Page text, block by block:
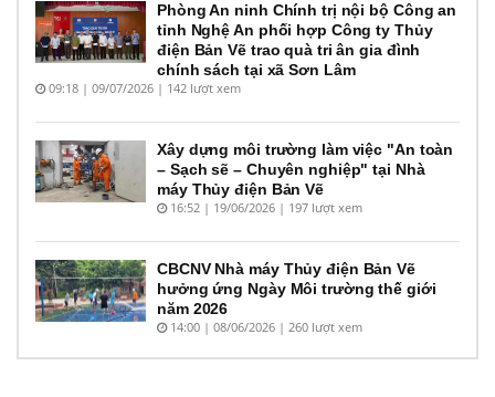
Phòng An ninh Chính trị nội bộ Công an
tỉnh Nghệ An phối hợp Công ty Thủy
điện Bản Vẽ trao quà tri ân gia đình
chính sách tại xã Sơn Lâm
09:18 | 09/07/2026 | 142 lượt xem
Xây dựng môi trường làm việc "An toàn
– Sạch sẽ – Chuyên nghiệp" tại Nhà
máy Thủy điện Bản Vẽ
16:52 | 19/06/2026 | 197 lượt xem
CBCNV Nhà máy Thủy điện Bản Vẽ
hưởng ứng Ngày Môi trường thế giới
năm 2026
14:00 | 08/06/2026 | 260 lượt xem